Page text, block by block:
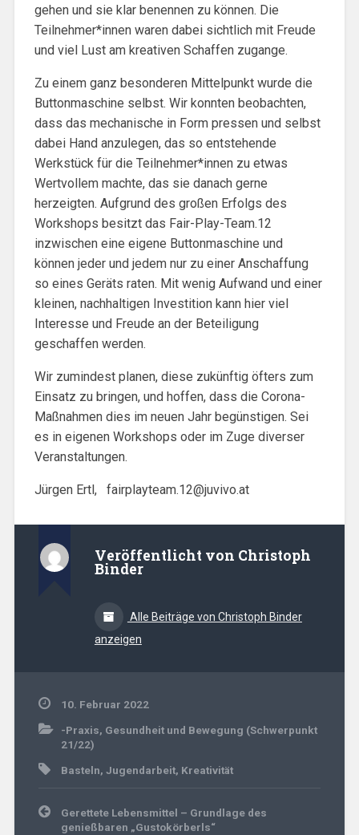
gehen und sie klar benennen zu können. Die
Teilnehmer*innen waren dabei sichtlich mit Freude
und viel Lust am kreativen Schaffen zugange.
Zu einem ganz besonderen Mittelpunkt wurde die
Buttonmaschine selbst. Wir konnten beobachten,
dass das mechanische in Form pressen und selbst
dabei Hand anzulegen, das so entstehende
Werkstück für die Teilnehmer*innen zu etwas
Wertvollem machte, das sie danach gerne
herzeigten. Aufgrund des großen Erfolgs des
Workshops besitzt das Fair-Play-Team.12
inzwischen eine eigene Buttonmaschine und
können jeder und jedem nur zu einer Anschaffung
so eines Geräts raten. Mit wenig Aufwand und einer
kleinen, nachhaltigen Investition kann hier viel
Interesse und Freude an der Beteiligung
geschaffen werden.
Wir zumindest planen, diese zukünftig öfters zum
Einsatz zu bringen, und hoffen, dass die Corona-
Maßnahmen dies im neuen Jahr begünstigen. Sei
es in eigenen Workshops oder im Zuge diverser
Veranstaltungen.
Jürgen Ertl, fairplayteam.12@juvivo.at
Veröffentlicht von Christoph
Binder
Alle Beiträge von Christoph Binder
anzeigen
10. Februar 2022
-Praxis, Gesundheit und Bewegung (Schwerpunkt
21/22)
Basteln, Jugendarbeit, Kreativität
Beitrags-
Navigation
Gerettete Lebensmittel – Grundlage des
genießbaren „Gustokörberls“